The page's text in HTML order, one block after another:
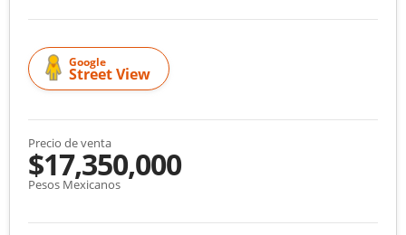
Google
Street View
Precio de venta
$17,350,000
Pesos Mexicanos